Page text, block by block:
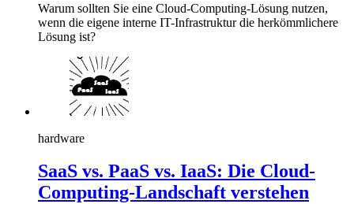
Warum sollten Sie eine Cloud-Computing-Lösung nutzen,
wenn die eigene interne IT-Infrastruktur die herkömmlichere
Lösung ist?
hardware
SaaS vs. PaaS vs. IaaS: Die Cloud-
Computing-Landschaft verstehen